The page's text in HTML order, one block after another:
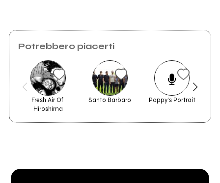
Potrebbero piacerti
Fresh Air Of
Hiroshima
Santo Barbaro Poppy's Portrait